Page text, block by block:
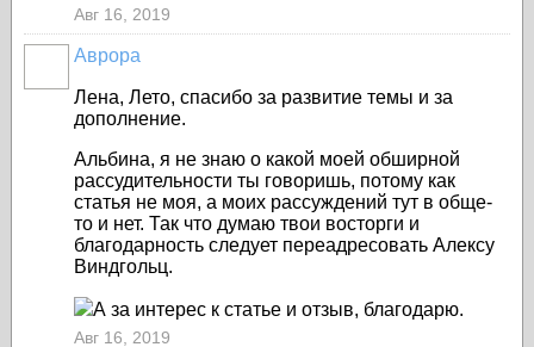
Авг 16, 2019
Аврора
Лена, Лето, спасибо за развитие темы и за
дополнение.
Альбина, я не знаю о какой моей обширной
рассудительности ты говоришь, потому как
статья не моя, а моих рассуждений тут в обще-
то и нет. Так что думаю твои восторги и
благодарность следует переадресовать Алексу
Виндгольц.
А за интерес к статье и отзыв, благодарю.
Авг 16, 2019